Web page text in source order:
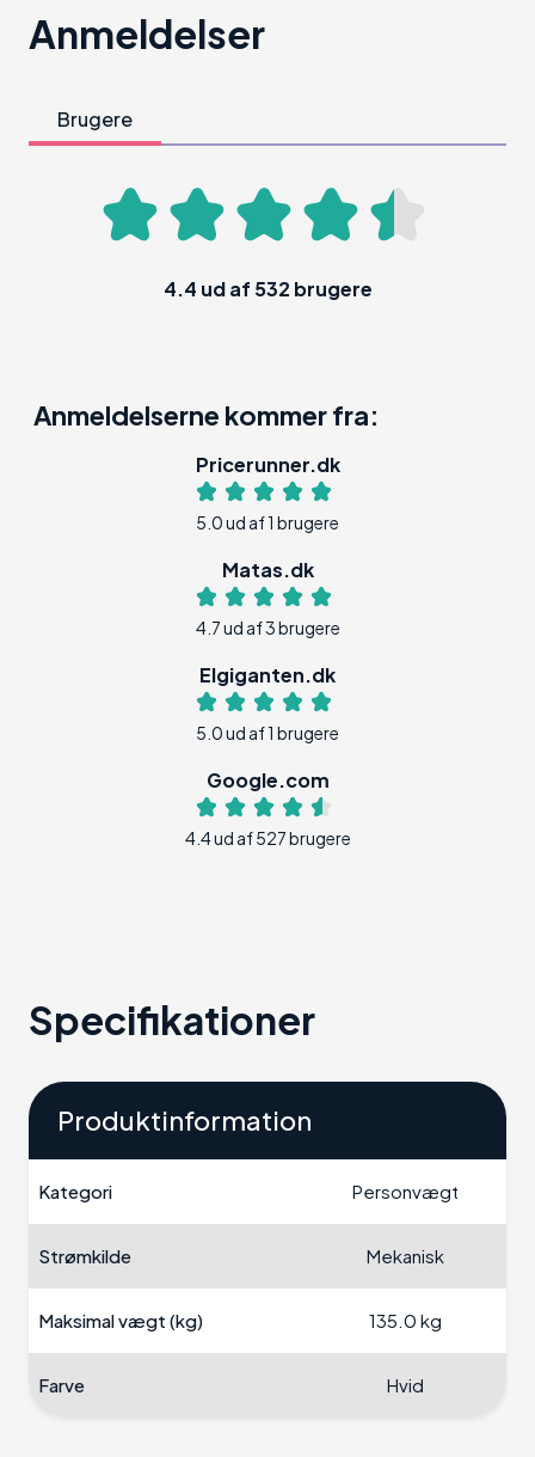
Anmeldelser
Brugere
4.4 ud af 532 brugere
Anmeldelserne kommer fra:
Pricerunner.dk
5.0 ud af 1 brugere
Matas.dk
4.7 ud af 3 brugere
Elgiganten.dk
5.0 ud af 1 brugere
Google.com
4.4 ud af 527 brugere
Specifikationer
Produktinformation
Kategori Personvægt
Strømkilde Mekanisk
Maksimal vægt (kg) 135.0 kg
Farve Hvid